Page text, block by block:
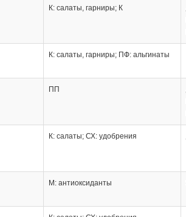
К: салаты, гарниры; К
К: салаты, гарниры; ПФ: альгинаты
ПП
К: салаты; СХ: удобрения
М: антиоксиданты